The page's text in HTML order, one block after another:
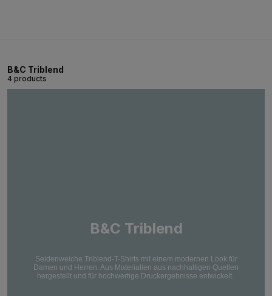
B&C Triblend
4 products
B&C Triblend
Seidenweiche Triblend-T-Shirts mit einem modernen Look für
Damen und Herren. Aus Materialien aus nachhaltigen Quellen
hergestellt und für hochwertige Druckergebnisse entwickelt.